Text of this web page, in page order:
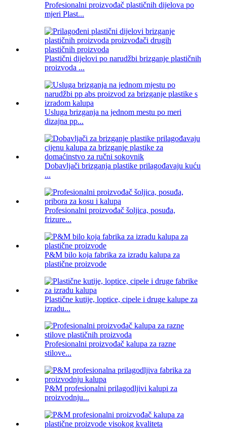
Profesionalni proizvođač plastičnih dijelova po
mjeri Plast...
Plastični dijelovi po narudžbi brizganje plastičnih
proizvoda ...
Usluga brizganja na jednom mestu po meri
dizajna pp...
Dobavljači brizganja plastike prilagođavaju kuću
...
Profesionalni proizvođač šoljica, posuđa,
frizure...
P&M bilo koja fabrika za izradu kalupa za
plastične proizvode
Plastične kutije, loptice, cipele i druge kalupe za
izradu...
Profesionalni proizvođač kalupa za razne
stilove...
P&M profesionalni prilagodljivi kalupi za
proizvodnju...